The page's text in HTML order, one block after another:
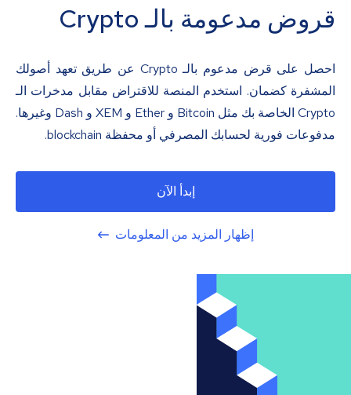
قروض مدعومة بالـ Crypto
احصل على قرض مدعوم بالـ Crypto عن طريق تعهد أصولك
المشفرة كضمان. استخدم المنصة للاقتراض مقابل مدخرات الـ
Crypto الخاصة بك مثل Bitcoin و Ether و XEM و Dash وغيرها.
مدفوعات فورية لحسابك المصرفي أو محفظة blockchain.
إبدأ الآن
إظهار المزيد من المعلومات